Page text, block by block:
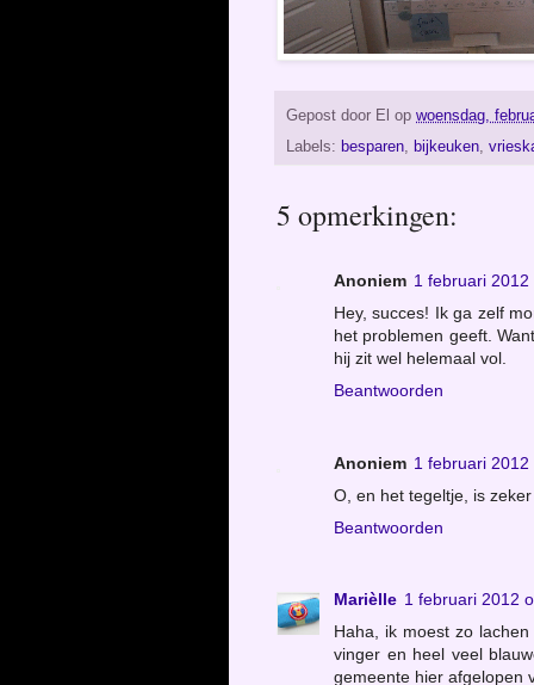
Gepost door El op woensdag,
Labels: besparen, bijkeuken,
5 opmerkingen:
Anoniem 1 februari 2012
Hey, succes! Ik ga zelf
het problemen geeft.
hij zit wel helemaal vol.
Beantwoorden
Anoniem 1 februari 2012
O, en het tegeltje, is
Beantwoorden
Marièlle 1 februari 2012
Haha, ik moest zo
vinger en heel veel
gemeente hier afgelopen